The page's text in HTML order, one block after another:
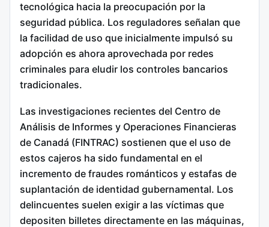
tecnológica hacia la preocupación por la
seguridad pública. Los reguladores señalan que
la facilidad de uso que inicialmente impulsó su
adopción es ahora aprovechada por redes
criminales para eludir los controles bancarios
tradicionales.
Las investigaciones recientes del Centro de
Análisis de Informes y Operaciones Financieras
de Canadá (FINTRAC) sostienen que el uso de
estos cajeros ha sido fundamental en el
incremento de fraudes románticos y estafas de
suplantación de identidad gubernamental. Los
delincuentes suelen exigir a las víctimas que
depositen billetes directamente en las máquinas,